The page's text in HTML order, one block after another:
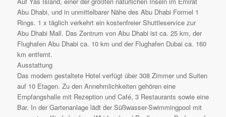
Abu Dhabi, und in unmittelbarer Nähe des Abu Dhabi Formel 1
Rings. 1 x täglich verkehrt ein kostenfreier Shuttleservice zur
Abu Dhabi Mall. Das Zentrum von Abu Dhabi ist ca. 25 km, der
Flughafen Abu Dhabi ca. 10 km und der Flughafen Dubai ca. 160
km entfernt.
Ausstattung
Das modern gestaltete Hotel verfügt über 308 Zimmer und Suiten
auf 10 Etagen. Zu den Annehmlichkeiten gehören eine
Empfangshalle mit Rezeption und Café, 3 Restaurants sowie eine
Bar. In der Gartenanlage lädt der Süßwasser-Swimmingpool mit